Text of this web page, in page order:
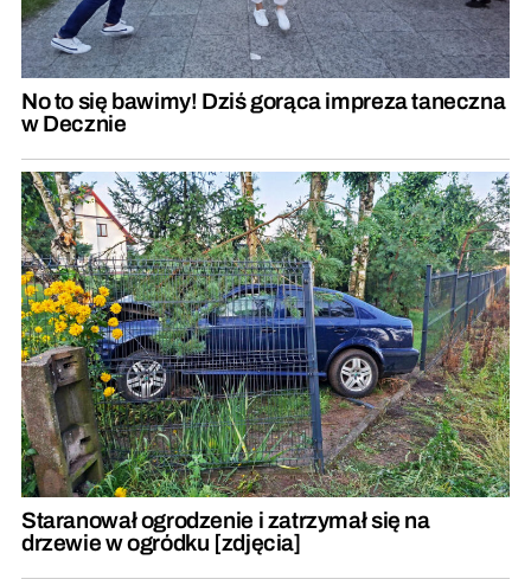
No to się bawimy! Dziś gorąca impreza taneczna
w Decznie
Staranował ogrodzenie i zatrzymał się na
drzewie w ogródku [zdjęcia]